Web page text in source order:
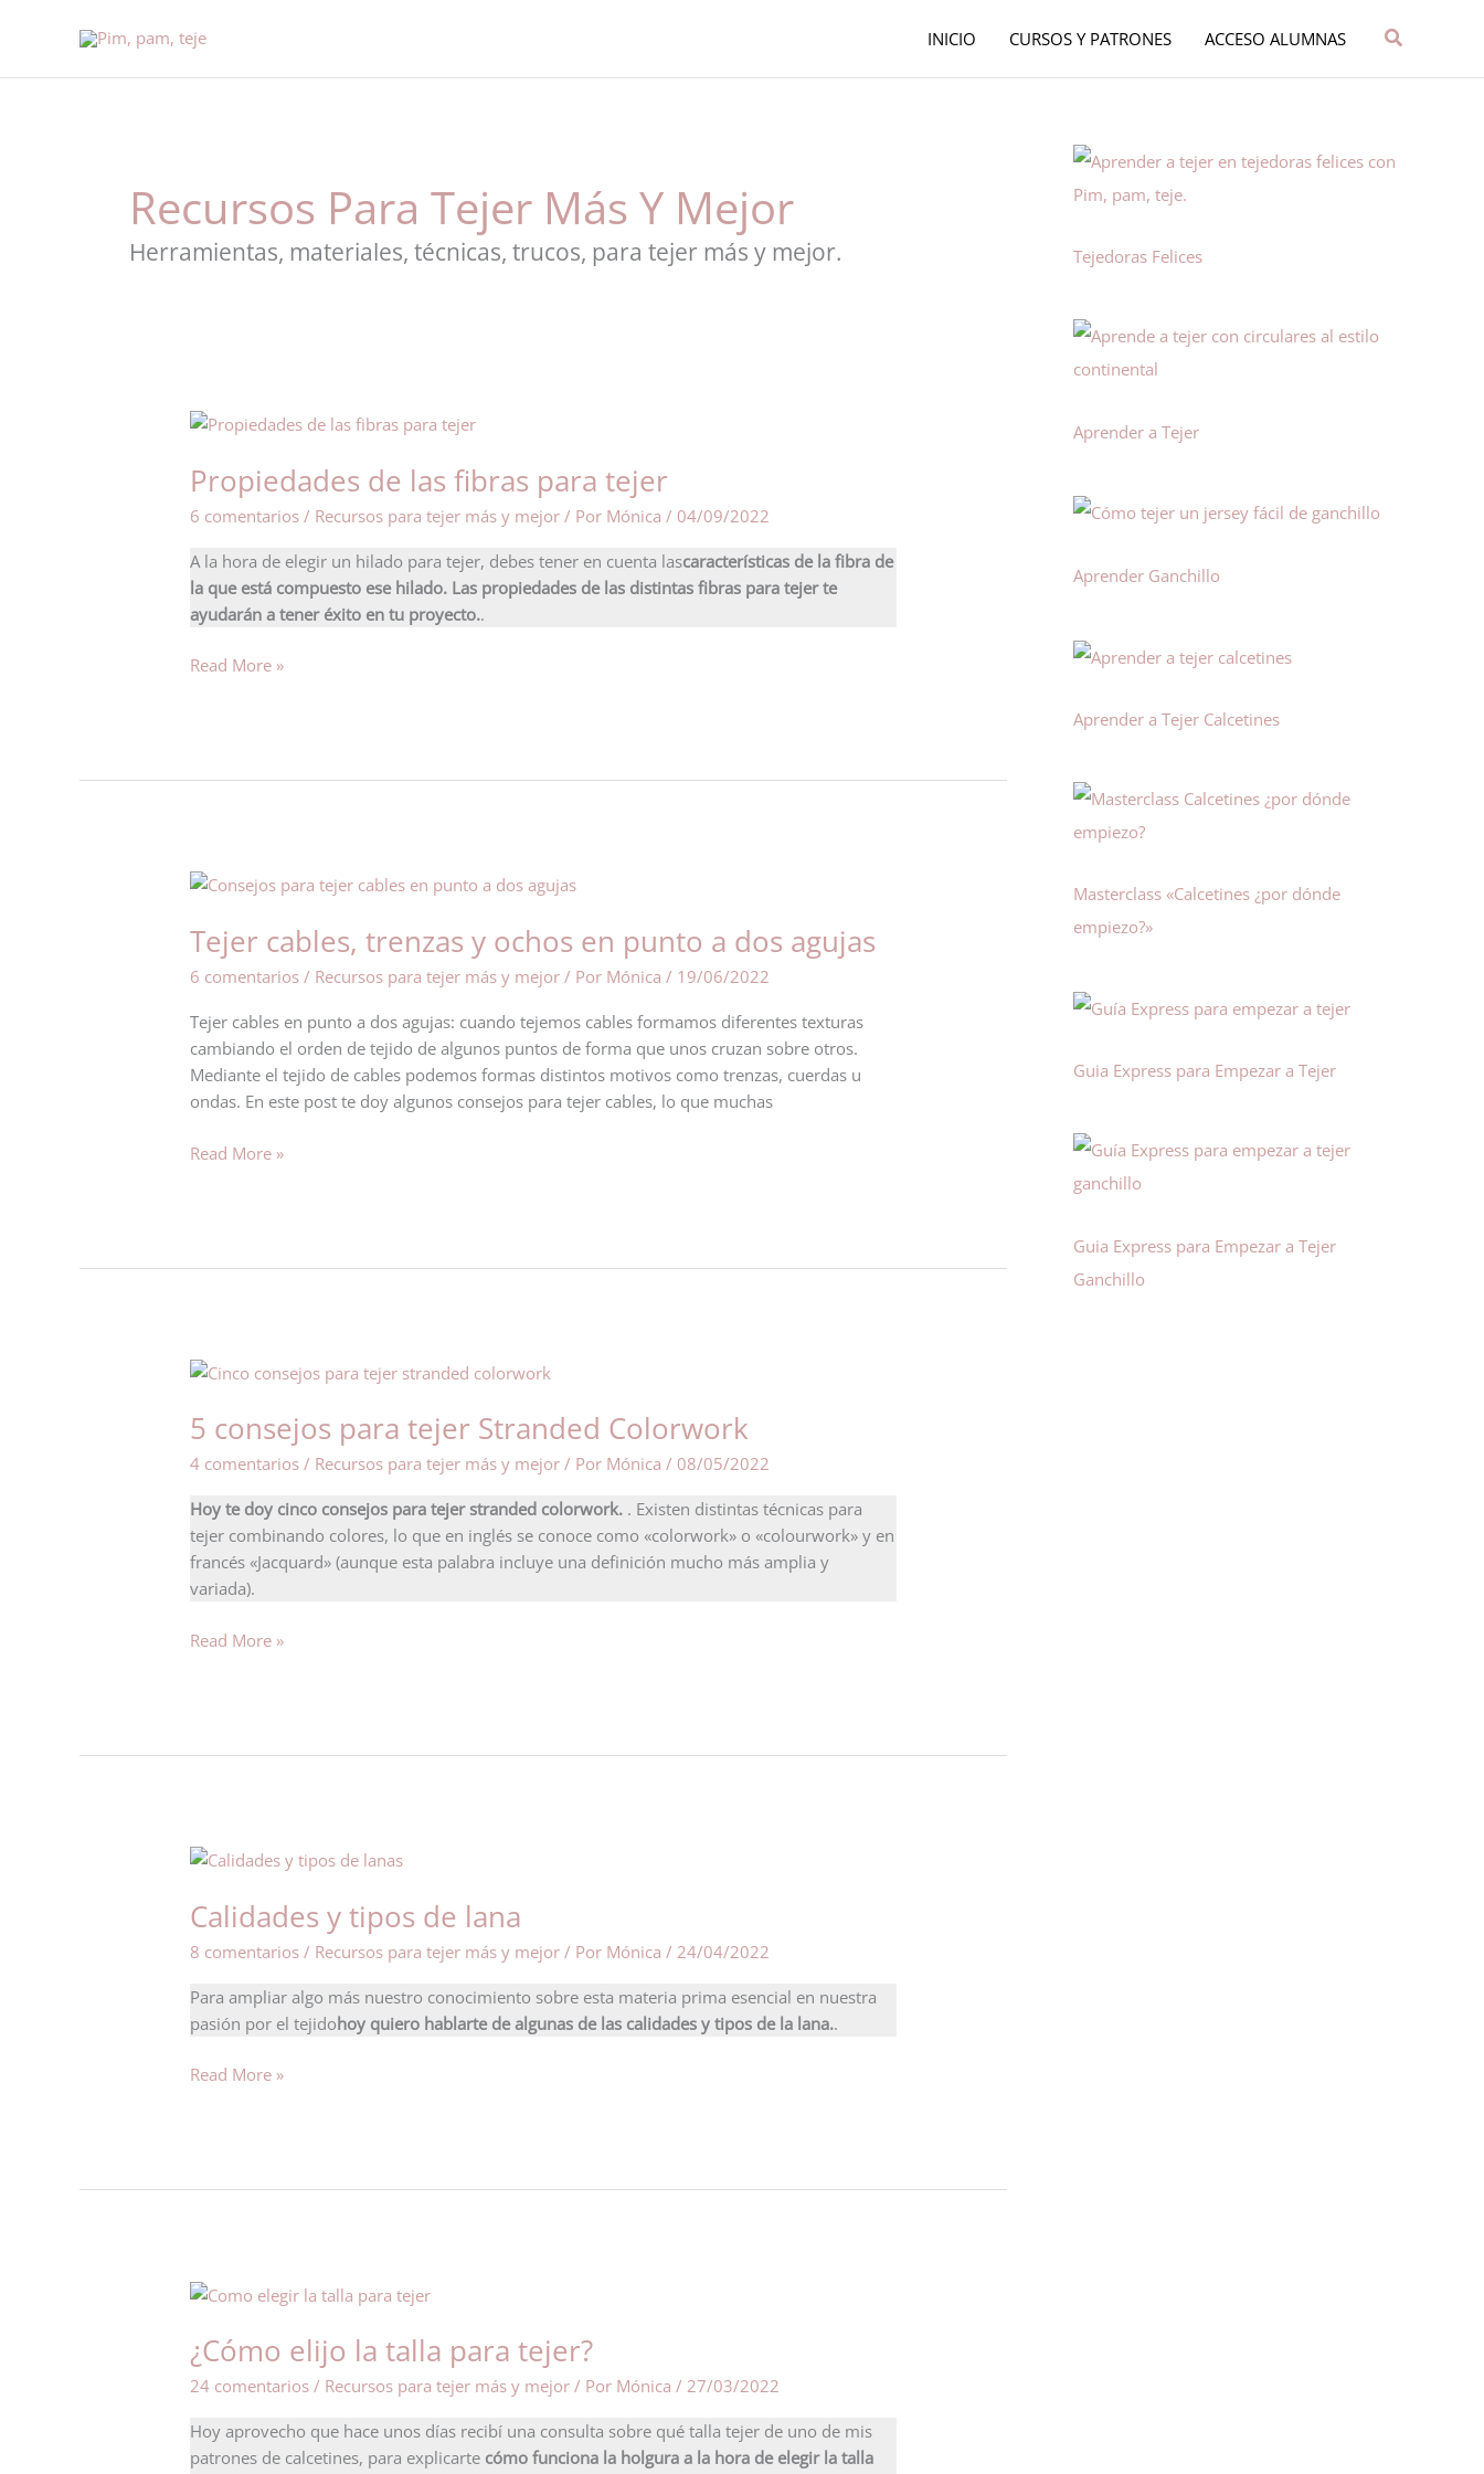
INICIO CURSOS Y PATRONES ACCESO ALUMNAS Buscar
Recursos Para Tejer Más Y Mejor
Herramientas, materiales, técnicas, trucos, para tejer más y mejor.
Propiedades de las fibras para tejer
6 comentarios / Recursos para tejer más y mejor / Por Mónica/ 04/09/2022
A la hora de elegir un hilado para tejer, debes tener en cuenta lascaracterísticas de la fibra de
la que está compuesto ese hilado. Las propiedades de las distintas fibras para tejer te
ayudarán a tener éxito en tu proyecto..
Propiedades
las
para
tejer
Read More »
Tejer cables, trenzas y ochos en punto a dos agujas
6 comentarios / Recursos para tejer más y mejor / Por Mónica/ 19/06/2022
Tejer cables en punto a dos agujas: cuando tejemos cables formamos diferentes texturas
cambiando el orden de tejido de algunos puntos de forma que unos cruzan sobre otros.
Mediante el tejido de cables podemos formas distintos motivos como trenzas, cuerdas u
ondas. En este post te doy algunos consejos para tejer cables, lo que muchas
Tejer
trenzas
ochos
en
punto
a
dos
Read More »
5 consejos para tejer Stranded Colorwork
4 comentarios / Recursos para tejer más y mejor / Por Mónica/ 08/05/2022
Hoy te doy cinco consejos para tejer stranded colorwork. . Existen distintas técnicas para
tejer combinando colores, lo que en inglés se conoce como «colorwork» o «colourwork» y en
francés «Jacquard» (aunque esta palabra incluye una definición mucho más amplia y
variada).
5
para
Stranded
Colorwork
Read More »
Calidades y tipos de lana
8 comentarios / Recursos para tejer más y mejor / Por Mónica/ 24/04/2022
Para ampliar algo más nuestro conocimiento sobre esta materia prima esencial en nuestra
pasión por el tejidohoy quiero hablarte de algunas de las calidades y tipos de la lana..
Calidades
tipos
lana
Read More »
¿Cómo elijo la talla para tejer?
24 comentarios / Recursos para tejer más y mejor / Por Mónica/27/03/2022
Hoy aprovecho que hace unos días recibí una consulta sobre qué talla tejer de uno de mis
patrones de calcetines, para explicarte cómo funciona la holgura a la hora de elegir la talla
¿Cómo
la
talla
para
tejer?
Tejedoras Felices
Aprender a Tejer
Aprender Ganchillo
Aprender a Tejer Calcetines
Masterclass «Calcetines ¿por dónde
empiezo?»
Guia Express para Empezar a Tejer
Guia Express para Empezar a Tejer
Ganchillo